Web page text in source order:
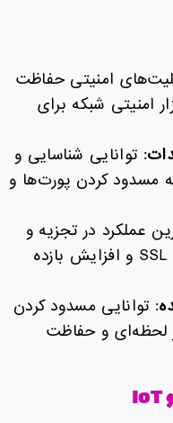
امنیتی حفاظت
امنیتی شبکه برای
: توانایی شناسایی و
مسدود کردن پورت‌ها و
عملکرد در تجزیه و
تحلیل ترافیک رمزنگاری‌شده SSL و افزایش بازده
: توانایی مسدود کردن
لحظه‌ای و حفاظت